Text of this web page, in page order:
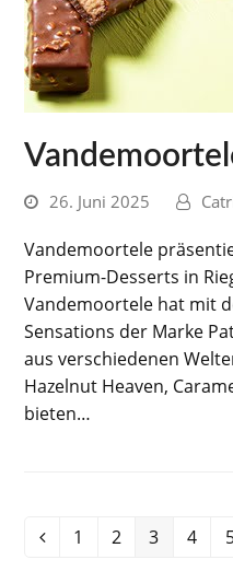
26. Juni 2025
Vandemoortele
Premium-Desserts in
Vandemoortele hat mit
Sensations der Marke
aus verschiedenen
Hazelnut Heaven,
bieten…
Vorheriger
Seite
1 Seite
2 Seite
3 Seite
4